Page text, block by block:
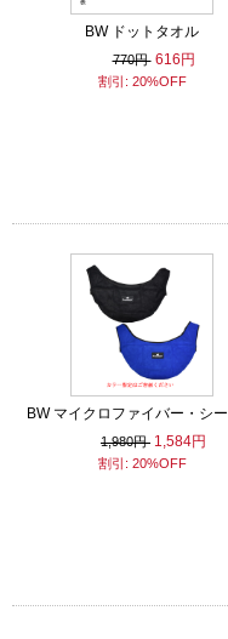
BW ドットタオル
770円 616円
割引: 20%OFF
BW マイクロファイバー・シ
1,980円 1,584円
割引: 20%OFF